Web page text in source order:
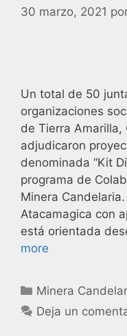
30 marzo, 2021
Un total de 50
organizaciones
de Tierra Amarilla,
adjudicaron
denominada “Kit
programa de
Minera
Atacamagica con
está orientada
more
Minera
Deja un